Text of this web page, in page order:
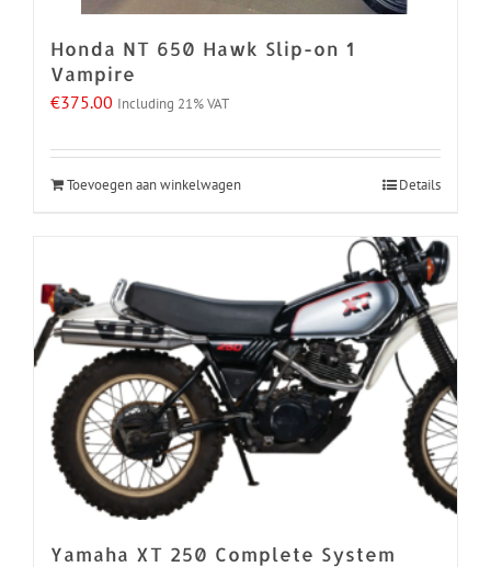
Honda NT 650 Hawk Slip-on 1
Vampire
€375.00 Including 21% VAT
Toevoegen aan winkelwagen Details
Yamaha XT 250 Complete System